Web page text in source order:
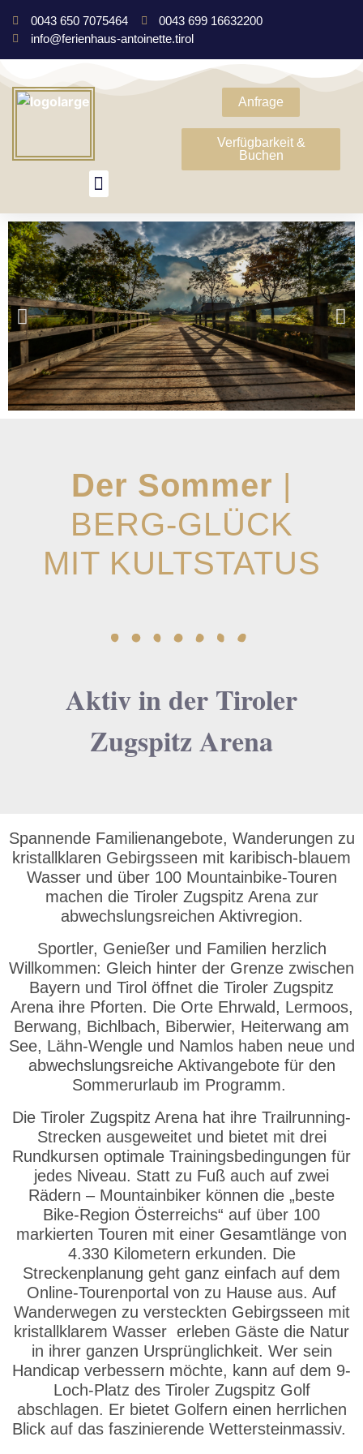
0043 650 7075464
0043 699 16632200
info@ferienhaus-antoinette.tirol
Anfrage
Verfügbarkeit &
Buchen
Der Sommer |
BERG-GLÜCK
MIT KULTSTATUS
Aktiv in der Tiroler
Zugspitz Arena
Spannende Familienangebote, Wanderungen zu
kristallklaren Gebirgsseen mit karibisch-blauem
Wasser und über 100 Mountainbike-Touren
machen die Tiroler Zugspitz Arena zur
abwechslungsreichen Aktivregion.
Sportler, Genießer und Familien herzlich
Willkommen: Gleich hinter der Grenze zwischen
Bayern und Tirol öffnet die Tiroler Zugspitz
Arena ihre Pforten. Die Orte Ehrwald, Lermoos,
Berwang, Bichlbach, Biberwier, Heiterwang am
See, Lähn-Wengle und Namlos haben neue und
abwechslungsreiche Aktivangebote für den
Sommerurlaub im Programm.
Die Tiroler Zugspitz Arena hat ihre Trailrunning-
Strecken ausgeweitet und bietet mit drei
Rundkursen optimale Trainingsbedingungen für
jedes Niveau. Statt zu Fuß auch auf zwei
Rädern – Mountainbiker können die „beste
Bike-Region Österreichs“ auf über 100
markierten Touren mit einer Gesamtlänge von
4.330 Kilometern erkunden. Die
Streckenplanung geht ganz einfach auf dem
Online-Tourenportal von zu Hause aus. Auf
Wanderwegen zu versteckten Gebirgsseen mit
kristallklarem Wasser erleben Gäste die Natur
in ihrer ganzen Ursprünglichkeit. Wer sein
Handicap verbessern möchte, kann auf dem 9-
Loch-Platz des Tiroler Zugspitz Golf
abschlagen. Er bietet Golfern einen herrlichen
Blick auf das faszinierende Wettersteinmassiv.